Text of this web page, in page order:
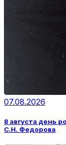
07.08.2026
8 августа день
С.Н. Федорова